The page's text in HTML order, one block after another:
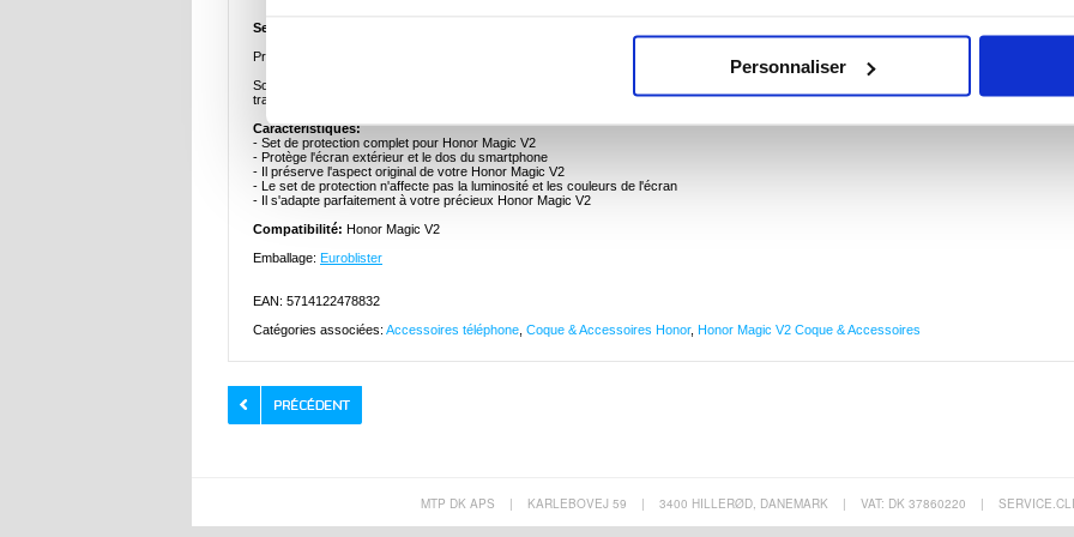
Personnaliser
Set de Protecteurs Full Cover pour Honor Magic V2
Protégez l'écran extérieur et l'arrière de votre précieux Honor Magic V2 à l'aide de ce set de protection à couverture complète !
Souple et flexible, le set de protection protégera votre Honor Magic V2 de la saleté, de la poussière, des impacts et des rayures. Totalement
transparent, il préserve la couleur de l'écran, la luminosité et l'aspect original de votre Honor Magic V2.
Caractéristiques:
- Set de protection complet pour Honor Magic V2
- Protège l'écran extérieur et le dos du smartphone
- Il préserve l'aspect original de votre Honor Magic V2
- Le set de protection n'affecte pas la luminosité et les couleurs de l'écran
- Il s'adapte parfaitement à votre précieux Honor Magic V2
Compatibilité: Honor Magic V2
Emballage: Euroblister
EAN: 5714122478832
Catégories associées: Accessoires téléphone Coque & Accessoires Honor, Honor Magic V2 Coque & Accessoires
MTP DK APS | KARLEBOVEJ 59 | 3400 HILLERØD, DANEMARK | VAT: DK 37860220 |